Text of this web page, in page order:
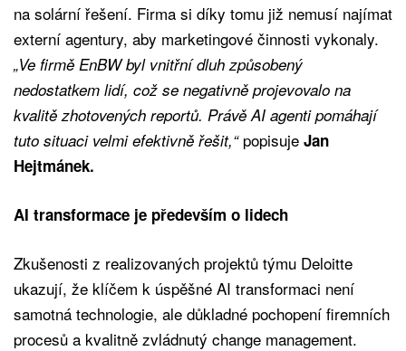
na solární řešení. Firma si díky tomu již nemusí najímat
externí agentury, aby marketingové činnosti vykonaly.
„Ve firmě EnBW byl vnitřní dluh způsobený
nedostatkem lidí, což se negativně projevovalo na
kvalitě zhotovených reportů. Právě AI agenti pomáhají
tuto situaci velmi efektivně řešit,“popisuje Jan
Hejtmánek.
AI transformace je především o lidech
Zkušenosti z realizovaných projektů týmu Deloitte
ukazují, že klíčem k úspěšné AI transformaci není
samotná technologie, ale důkladné pochopení firemních
procesů a kvalitně zvládnutý change management.